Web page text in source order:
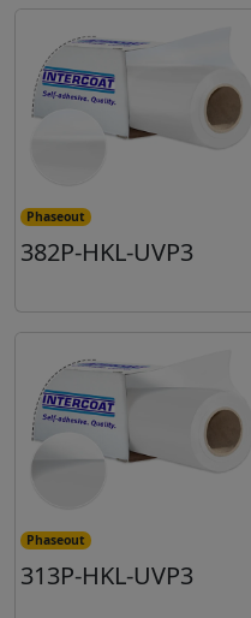
Phaseout
382P-HKL-UVP3
Phaseout
313P-HKL-UVP3